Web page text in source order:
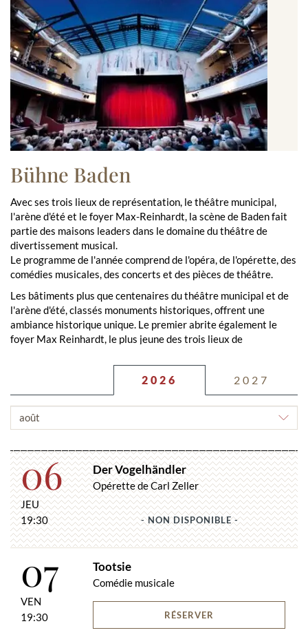
Bühne Baden
Avec ses trois lieux de représentation, le théâtre municipal,
l'arène d'été et le foyer Max-Reinhardt, la scène de Baden fait
partie des maisons leaders dans le domaine du théâtre de
divertissement musical.
Le programme de l'année comprend de l'opéra, de l'opérette, des
comédies musicales, des concerts et des pièces de théâtre.
Les bâtiments plus que centenaires du théâtre municipal et de
l'arène d'été, classés monuments historiques, offrent une
ambiance historique unique. Le premier abrite également le
foyer Max Reinhardt, le plus jeune des trois lieux de
Sous réserve de modifications.
2027
2026
CHOISIR
LE
06
JEU
19:30
Der Vogelhändler
Opérette de Carl Zeller
- NON DISPONIBLE -
07
VEN
19:30
Tootsie
Comédie musicale
RÉSERVER